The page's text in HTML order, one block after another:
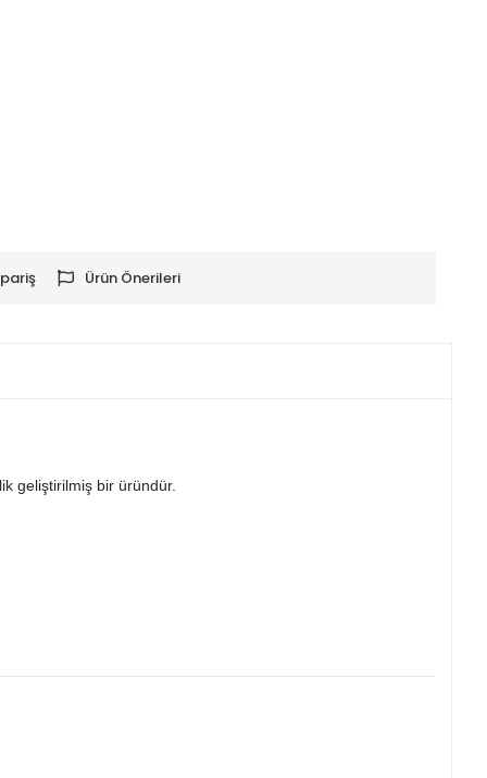
Ürün Önerileri
geliştirilmiş bir üründür.